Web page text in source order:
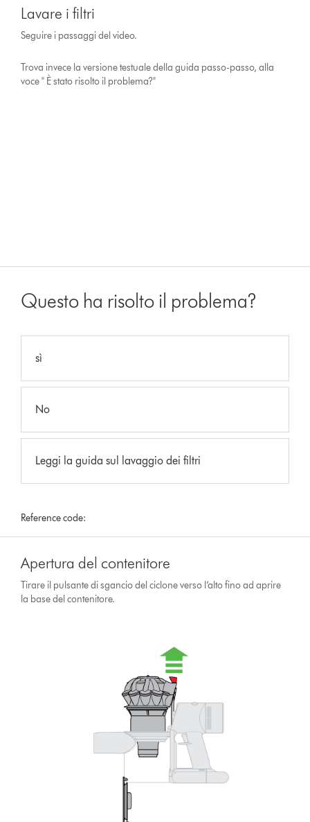
Lavare i filtri
Seguire i passaggi del video.
Trova invece la versione testuale della guida passo-passo, alla
voce " È stato risolto il problema?"
Questo ha risolto il problema?
sì
No
Leggi la guida sul lavaggio dei filtri
Reference code:
Apertura del contenitore
Tirare il pulsante di sgancio del ciclone verso l’alto fino ad aprire
la base del contenitore.